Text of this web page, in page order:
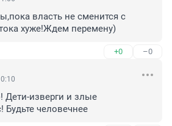
власть не сменится с
хуже!Ждем перемену)
+0 –0
Дети-изверги и злые
Будьте человечнее